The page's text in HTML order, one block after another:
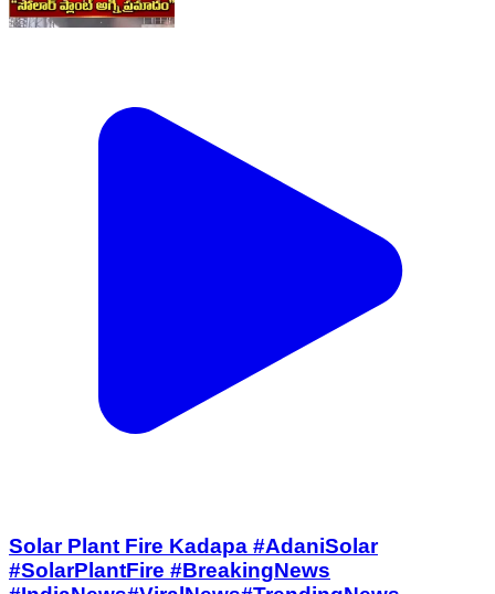
Solar Plant Fire Kadapa #AdaniSolar
#SolarPlantFire #BreakingNews